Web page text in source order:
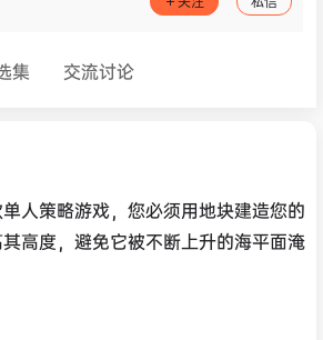
集 交流讨论
单人策略游戏，您必须用地块建造您的
高度，避免它被不断上升的海平面淹